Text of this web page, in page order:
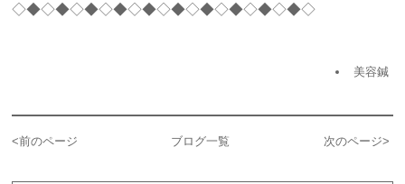
◇◆◇◆◇◆◇◆◇◆◇◆◇◆◇◆◇◆◇◆◇
美容鍼
<前のページ ブログ一覧 次のページ>